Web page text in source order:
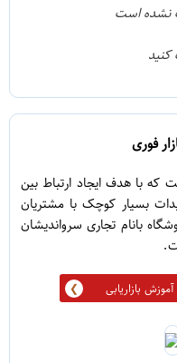
نشده است
کنید
فوری
که با هدف ایجاد ارتباط بین
بسیار کوچک با مشتریان
بانام تجاری سرواندیشان
آموزش بازاریابی